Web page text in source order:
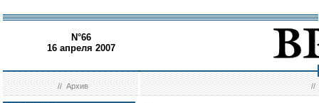
N°66
16 апреля 2007
//Архив //